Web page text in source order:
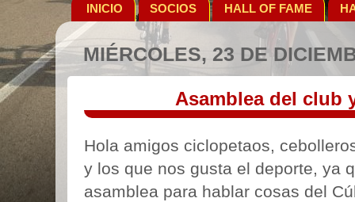
INICIO SOCIOS HALL OF FAME
MIÉRCOLES, 23 DE
Asamblea del club
Hola amigos ciclopetaos,
y los que nos gusta el deporte, ya
asamblea para hablar cosas del